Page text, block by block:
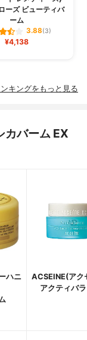
ーズ ビューティバ
ーム
3.88(3)
¥4,138
キングをもっと見る
バーム EX
ハニ
ACSEINE(アク
アクティバ